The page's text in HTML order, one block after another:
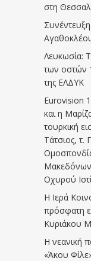
στη
Λευκωσία:
των οστών
της ΕΛΔΥΚ
Eurovision
και η
τουρκική
Τάτσιος, τ.
Οχυρού
Η Ιερά
πρόσφατη
Κυριάκου
Η νεανική
«Άκου